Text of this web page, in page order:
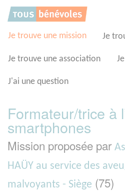
Je trouve une mission Je
Je trouve une association
J'ai une question
Formateur/trice à
smartphones
Mission proposée par
HAÜY au service des
malvoyants - Siège (75)
Panneau de gestion des cookies